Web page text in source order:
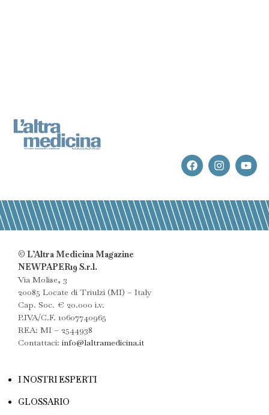
© L’Altra Medicina Magazine
NEWPAPER19 S.r.l.
Via Molise, 3
20085 Locate di Triulzi (MI) – Italy
Cap. Soc. € 20.000 i.v.
P.IVA/C.F. 10607740965
REA: MI – 2544938
Contattaci: info@laltramedicina.it
I NOSTRI ESPERTI
GLOSSARIO